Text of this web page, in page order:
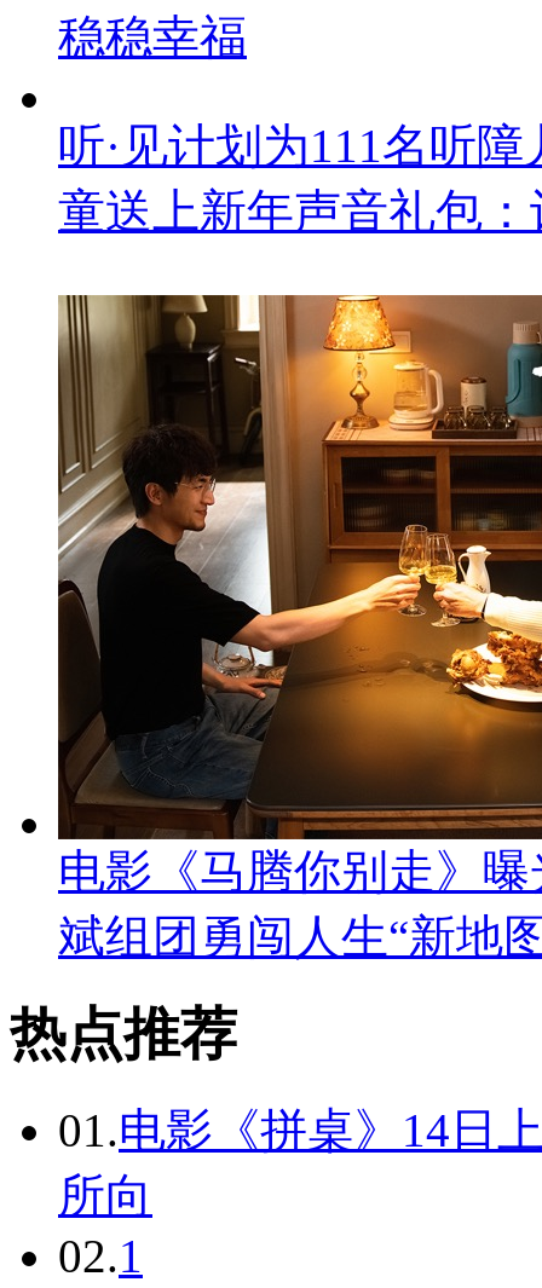
稳稳幸福
听·见计划为111名听障
童送上新年声音礼包
电影《马腾你别走》
斌组团勇闯人生“新地
热点推荐
01.电影《拼桌》14日
所向
02.1